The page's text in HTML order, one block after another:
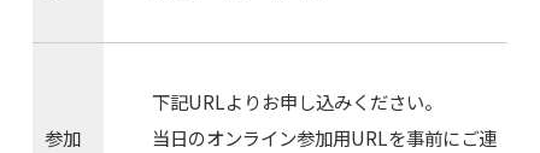
参加
下記URLよりお申し込みください。
当日のオンライン参加用URLを事前にご連